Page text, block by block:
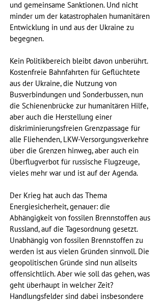
und gemeinsame Sanktionen. Und nicht
minder um der katastrophalen humanitären
Entwicklung in und aus der Ukraine zu
begegnen.
Kein Politikbereich bleibt davon unberührt.
Kostenfreie Bahnfahrten für Geflüchtete
aus der Ukraine, die Nutzung von
Busverbindungen und Sonderbussen, nun
die Schienenbrücke zur humanitären Hilfe,
aber auch die Herstellung einer
diskriminierungsfreien Grenzpassage für
alle Fliehenden, LKW-Versorgungsverkehre
über die Grenzen hinweg, aber auch ein
Überflugverbot für russische Flugzeuge,
vieles mehr war und ist auf der Agenda.
Der Krieg hat auch das Thema
Energiesicherheit, genauer: die
Abhängigkeit von fossilen Brennstoffen aus
Russland, auf die Tagesordnung gesetzt.
Unabhängig von fossilen Brennstoffen zu
werden ist aus vielen Gründen sinnvoll. Die
geopolitischen Gründe sind nun allseits
offensichtlich. Aber wie soll das gehen, was
geht überhaupt in welcher Zeit?
Handlungsfelder sind dabei insbesondere